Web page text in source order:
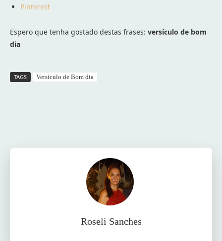
Pinterest
Espero que tenha gostado destas frases: versículo de bom
dia
TAGS Versículo de Bom dia
Roseli Sanches